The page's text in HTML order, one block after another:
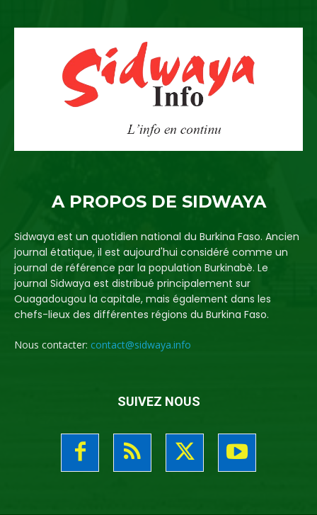
A PROPOS DE SIDWAYA
Sidwaya est un quotidien national du Burkina Faso. Ancien
journal étatique, il est aujourd'hui considéré comme un
journal de référence par la population Burkinabè. Le
journal Sidwaya est distribué principalement sur
Ouagadougou la capitale, mais également dans les
chefs-lieux des différentes régions du Burkina Faso.
Nous contacter: contact@sidwaya.info
SUIVEZ NOUS